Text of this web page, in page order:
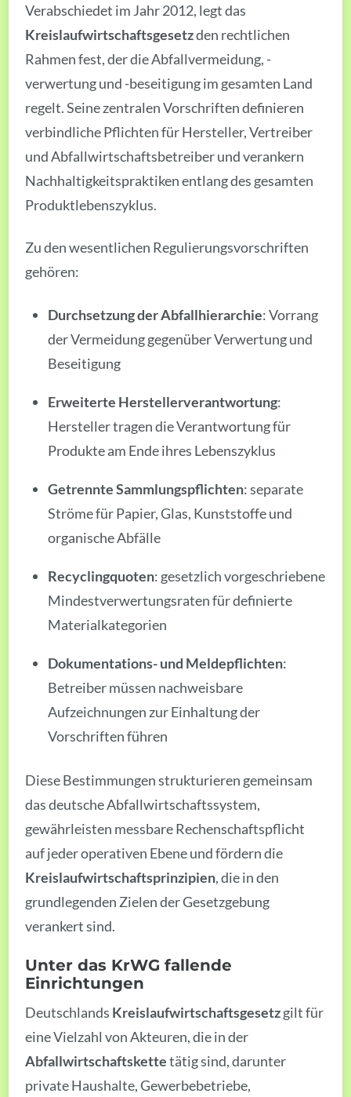
Verabschiedet im Jahr 2012, legt das
Kreislaufwirtschaftsgesetzden rechtlichen
Rahmen fest, der die Abfallvermeidung, -
verwertung und -beseitigung im gesamten Land
regelt. Seine zentralen Vorschriften definieren
verbindliche Pflichten für Hersteller, Vertreiber
und Abfallwirtschaftsbetreiber und verankern
Nachhaltigkeitspraktiken entlang des gesamten
Produktlebenszyklus.
Zu den wesentlichen Regulierungsvorschriften
gehören:
Durchsetzung der Abfallhierarchie: Vorrang
der Vermeidung gegenüber Verwertung und
Beseitigung
Erweiterte Herstellerverantwortung:
Hersteller tragen die Verantwortung für
Produkte am Ende ihres Lebenszyklus
Getrennte Sammlungspflichten: separate
Ströme für Papier, Glas, Kunststoffe und
organische Abfälle
Recyclingquoten: gesetzlich vorgeschriebene
Mindestverwertungsraten für definierte
Materialkategorien
Dokumentations- und Meldepflichten:
Betreiber müssen nachweisbare
Aufzeichnungen zur Einhaltung der
Vorschriften führen
Diese Bestimmungen strukturieren gemeinsam
das deutsche Abfallwirtschaftssystem,
gewährleisten messbare Rechenschaftspflicht
auf jeder operativen Ebene und fördern die
Kreislaufwirtschaftsprinzipien, die in den
grundlegenden Zielen der Gesetzgebung
verankert sind.
Unter das KrWG fallende
Einrichtungen
Deutschlands Kreislaufwirtschaftsgesetzgilt für
eine Vielzahl von Akteuren, die in der
Abfallwirtschaftskettetätig sind, darunter
private Haushalte, Gewerbebetriebe,